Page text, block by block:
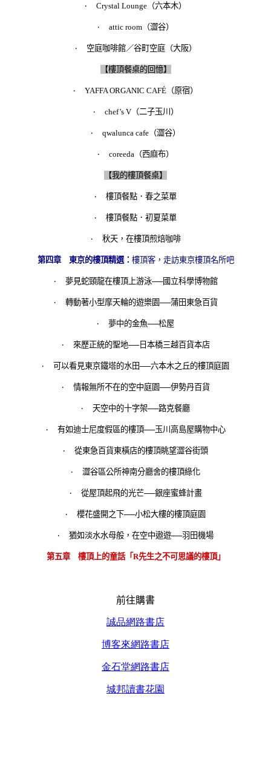
‧ Crystal Lounge （六本木）
‧ attic room （澀谷）
‧ 空庭咖啡館／谷町空庭（大阪）
【樓頂餐桌的回憶】
‧ YAFFA ORGANIC CAFÉ （原宿）
‧ chef’s V（二子玉川）
‧ qwalunca cafe （澀谷）
‧ coreeda （西麻布）
【我的樓頂餐桌】
‧ 樓頂餐點．春之菜單
‧ 樓頂餐點．初夏菜單
‧ 秋天，在樓頂煎焙咖啡
第四章 東京的樓頂精選： 樓頂客，走訪東京樓頂名所吧
‧ 夢見蛇頸龍在樓頂上游泳──國立科學博物館
‧ 轉動著小型摩天輪的遊樂園──蒲田東急百貨
‧ 夢中的金魚──松屋
‧ 來歷正統的聖地──日本橋三越百貨本店
‧ 可以看見東京鐵塔的水田──六本木之丘的樓頂庭園
‧ 情報無所不在的空中庭園──伊勢丹百貨
‧ 天空中的十字架──路克餐廳
‧ 有如迪士尼度假區的樓頂──玉川高島屋購物中心
‧ 從東急百貨東橫店的樓頂眺望澀谷街頭
‧ 澀谷區公所神南分廳舍的樓頂綠化
‧ 從屋頂起飛的光芒──銀座蜜蜂計畫
‧ 櫻花盛開之下──小松大樓的樓頂庭園
‧ 猶如淡水水母般，在空中遨遊──羽田機場
第五章 樓頂上的童話「R先生之不可思議的樓頂」
前往購書
誠品網路書店
博客來網路書店
金石堂網路書店
城邦讀書花園